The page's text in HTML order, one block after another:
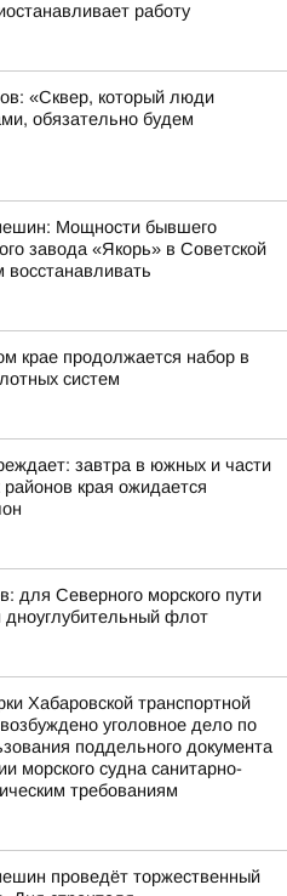
работу
«Сквер, который люди
обязательно будем
Мощности бывшего
завода «Якорь» в Советской
восстанавливать
крае продолжается набор в
систем
завтра в южных и части
края ожидается
для Северного морского пути
дноуглубительный флот
Хабаровской транспортной
уголовное дело по
поддельного документа
морского судна санитарно-
требованиям
проведёт торжественный